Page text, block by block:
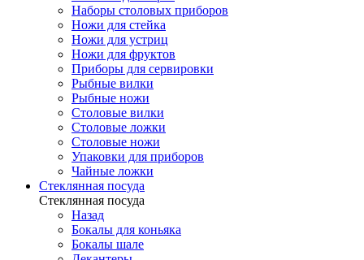
Наборы столовых приборов
Ножи для стейка
Ножи для устриц
Ножи для фруктов
Приборы для сервировки
Рыбные вилки
Рыбные ножи
Столовые вилки
Столовые ложки
Столовые ножи
Упаковки для приборов
Чайные ложки
Стеклянная посуда
Стеклянная посуда
Назад
Бокалы для коньяка
Бокалы шале